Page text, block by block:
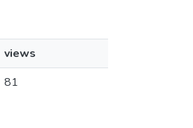
views
81